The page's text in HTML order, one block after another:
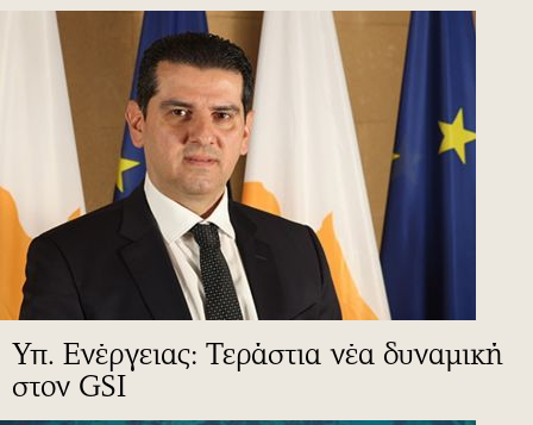
Υπ. Ενέργειας: Τεράστια νέα δυναμική
στον GSI